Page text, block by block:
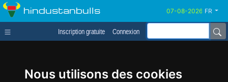
Nous utilisons des cookies
hindustanbulls FR
Inscription gratuite Connexion